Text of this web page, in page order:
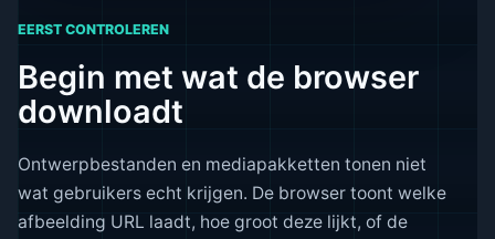
EERST CONTROLEREN
Begin met wat de browser
downloadt
Ontwerpbestanden en mediapakketten tonen niet
wat gebruikers echt krijgen. De browser toont welke
afbeelding URL laadt, hoe groot deze lijkt, of de